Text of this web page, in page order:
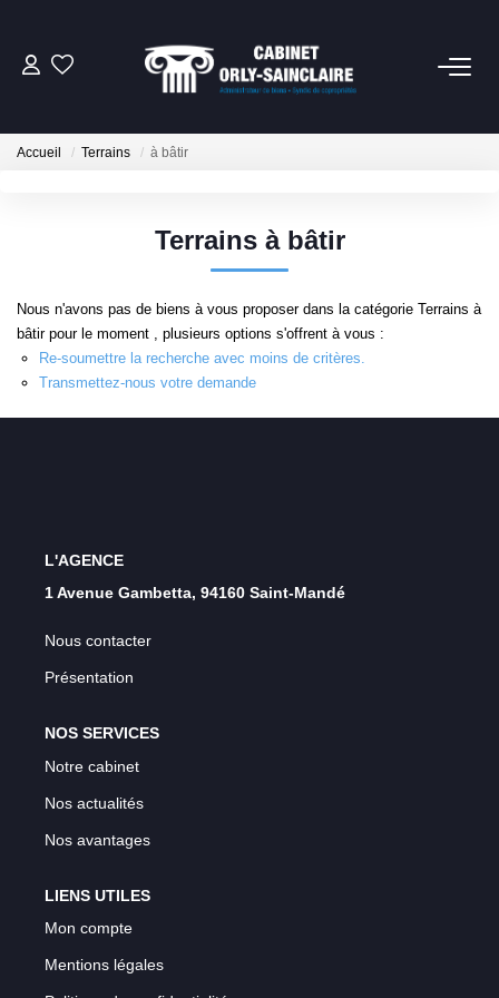
NOTRE SERVICE SYNDIC
NOTRE CABINET
EXTRANET
Accueil Terrains à bâtir
Terrains à bâtir
Nous n'avons pas de biens à vous proposer dans la catégorie Terrains à
bâtir pour le moment , plusieurs options s'offrent à vous :
Re-soumettre la recherche avec moins de critères.
Transmettez-nous votre demande
L'AGENCE
1 Avenue Gambetta, 94160 Saint-Mandé
Nous contacter
Présentation
NOS SERVICES
Notre cabinet
Nos actualités
Nos avantages
LIENS UTILES
Mon compte
Mentions légales